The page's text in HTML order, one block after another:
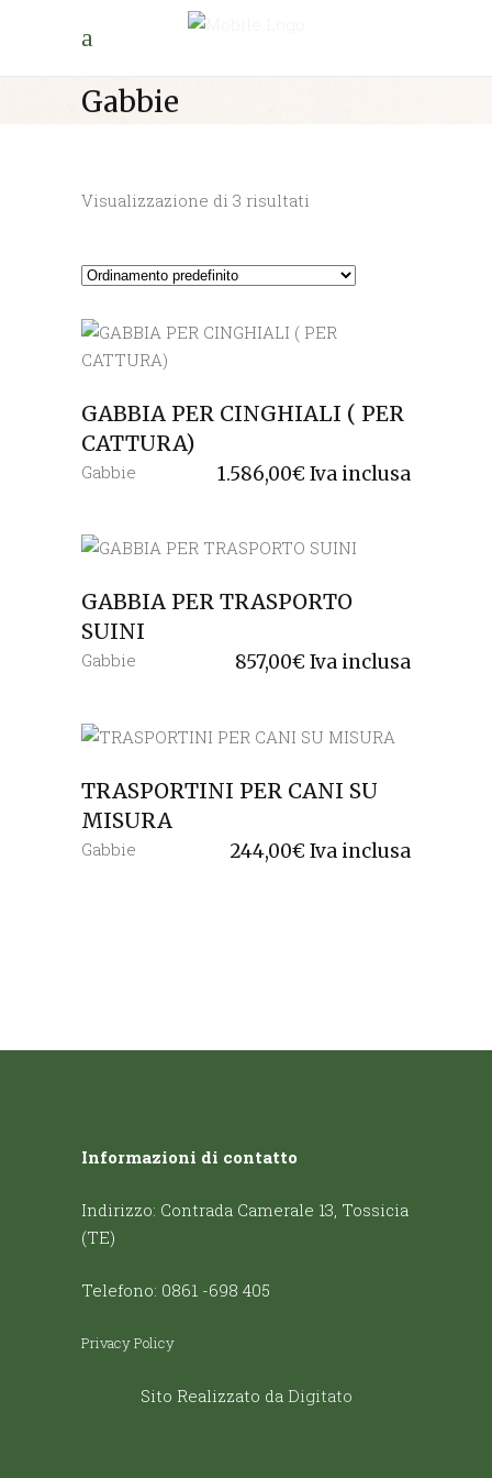
Gabbie
Visualizzazione di 3 risultati
GABBIA PER CINGHIALI ( PER
CATTURA)
1.586,00€ Iva inclusa
Gabbie
GABBIA PER TRASPORTO
SUINI
857,00€ Iva inclusa
Gabbie
TRASPORTINI PER CANI SU
MISURA
244,00€ Iva inclusa
Gabbie
Informazioni di contatto
Indirizzo: Contrada Camerale 13, Tossicia
(TE)
Telefono: 0861 -698 405
Privacy Policy
Sito Realizzato da Digitato